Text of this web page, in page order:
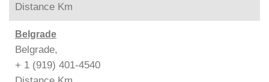
Distance Km
Belgrade
Belgrade,
+ 1 (919) 401-4540